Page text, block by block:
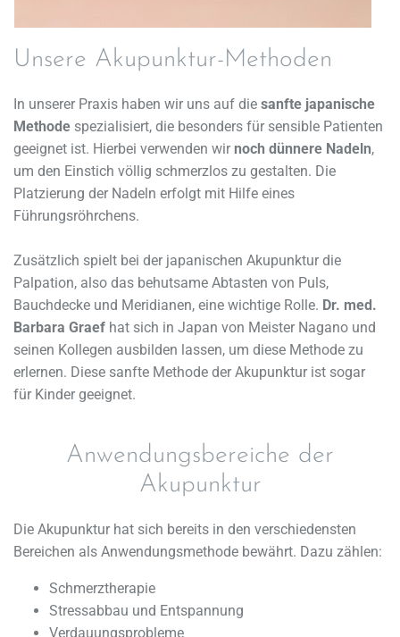
Unsere Akupunktur-Methoden
In unserer Praxis haben wir uns auf die sanfte japanische
Methode spezialisiert, die besonders für sensible Patienten
geeignet ist. Hierbei verwenden wir noch dünnere Nadeln,
um den Einstich völlig schmerzlos zu gestalten. Die
Platzierung der Nadeln erfolgt mit Hilfe eines
Führungsröhrchens.
Zusätzlich spielt bei der japanischen Akupunktur die
Palpation, also das behutsame Abtasten von Puls,
Bauchdecke und Meridianen, eine wichtige Rolle. Dr. med.
Barbara Graef hat sich in Japan von Meister Nagano und
seinen Kollegen ausbilden lassen, um diese Methode zu
erlernen. Diese sanfte Methode der Akupunktur ist sogar
für Kinder geeignet.
Anwendungsbereiche der
Akupunktur
Die Akupunktur hat sich bereits in den verschiedensten
Bereichen als Anwendungsmethode bewährt. Dazu zählen:
Schmerztherapie
Stressabbau und Entspannung
Verdauungsprobleme